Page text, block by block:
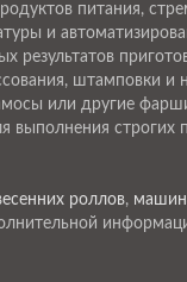
питания,
и
результатов
штамповки и
или другие
выполнения строгих
роллов,